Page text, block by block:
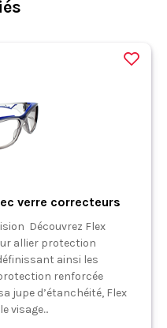
verre correcteurs
Découvrez Flex
allier protection
ainsi les
renforcée
jupe d’étanchéité, Flex
visage...